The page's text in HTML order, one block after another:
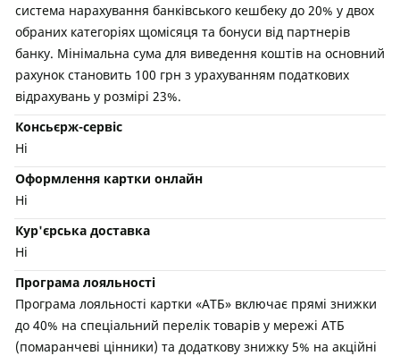
система нарахування банківського кешбеку до 20% у двох
обраних категоріях щомісяця та бонуси від партнерів
банку. Мінімальна сума для виведення коштів на основний
рахунок становить 100 грн з урахуванням податкових
відрахувань у розмірі 23%.
Консьєрж-сервіс
Ні
Оформлення картки онлайн
Ні
Кур'єрська доставка
Ні
Програма лояльності
Програма лояльності картки «АТБ» включає прямі знижки
до 40% на спеціальний перелік товарів у мережі АТБ
(помаранчеві цінники) та додаткову знижку 5% на акційні